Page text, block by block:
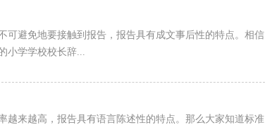
可避免地要接触到报告，报告具有成文事后性的特点。相信
小学学校校长辞...
越来越高，报告具有语言陈述性的特点。那么大家知道标准